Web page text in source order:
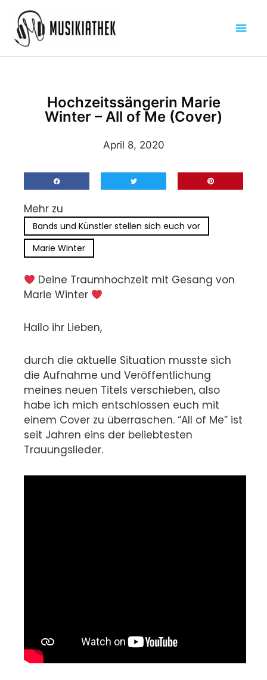
Inhalt
springen
Hochzeitssängerin Marie
Winter – All of Me (Cover)
April 8, 2020
Mehr zu
Bands und Künstler stellen sich euch vor
Marie Winter
Deine Traumhochzeit mit Gesang von
Marie Winter
Hallo ihr Lieben,
durch die aktuelle Situation musste sich
die Aufnahme und Veröffentlichung
meines neuen Titels verschieben, also
habe ich mich entschlossen euch mit
einem Cover zu überraschen. “All of Me” ist
seit Jahren eins der beliebtesten
Trauungslieder.